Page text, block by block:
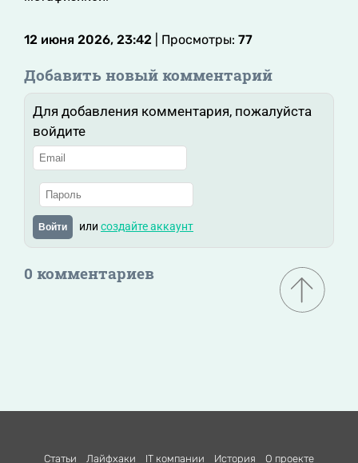
12 июня 2026, 23:42 | Просмотры: 77
Добавить новый комментарий
Для добавления комментария, пожалуйста
войдите
Войти или создайте аккаунт
0 комментариев
Статьи Лайфхаки IT компании История О проекте